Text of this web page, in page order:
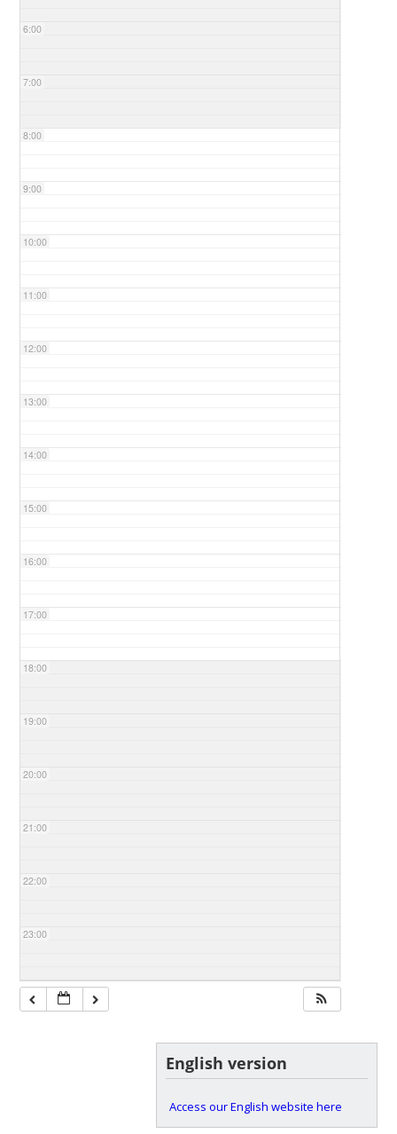
6:00
7:00
8:00
9:00
10:00
11:00
12:00
13:00
14:00
15:00
16:00
17:00
18:00
19:00
20:00
21:00
22:00
23:00
English version
Access our English website here